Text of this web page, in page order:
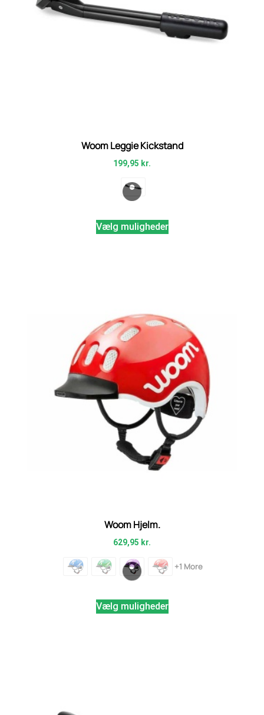
Woom Leggie Kickstand
199,95 kr.
Vælg muligheder
Woom Hjelm.
629,95 kr.
+1 More
Vælg muligheder